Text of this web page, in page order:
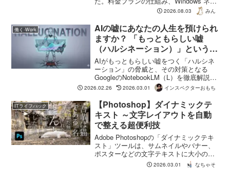
ティブと WSL の違い、公式が推奨する
インストール方法、最初の1回を動かすま
でを 2026年8月時点の情報で解説しま
す。
2026.08.03 みん
働く-Work
AIの嘘にあなたの人生を預けられ
ますか？ 「もっともらしい嘘
（ハルシネーション）」という名
の侵略と、私たちが掴むべき一筋
の光
AIがもっともらしい嘘をつく「ハルシネ
ーション」の脅威と、その対策となる
GoogleのNotebookLM（L）を徹底解説。
ソースグラウンディングで情報の信頼性
を確保し、AIを「率いる」ための実務的
な技術を伝授します。
2026.02.26 2026.03.01 インスペクターおもち
ITライフハック
【Photoshop】ダイナミックテ
キスト ～文字レイアウトを自動
で整える超便利技
Adobe Photoshopの「ダイナミックテキ
スト」ツールは、サムネイルやバナー、
ポスターなどの文字テキストに大小のサ
イズの違いを付けるときに超便利で時
短！手順をシンプルに分かりやすく説明
2026.03.01 なちゃそ